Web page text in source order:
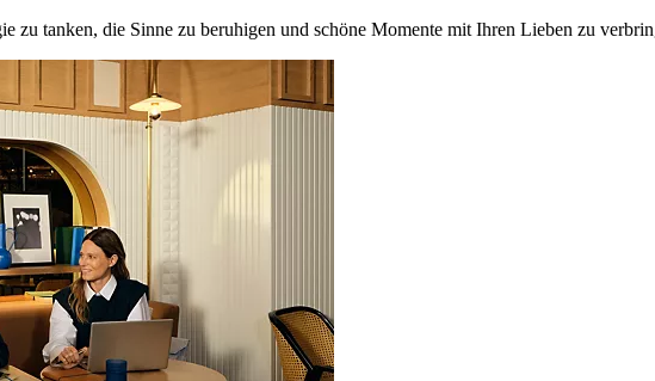
zu tanken, die Sinne zu beruhigen und schöne Momente mit Ihren Lieben zu